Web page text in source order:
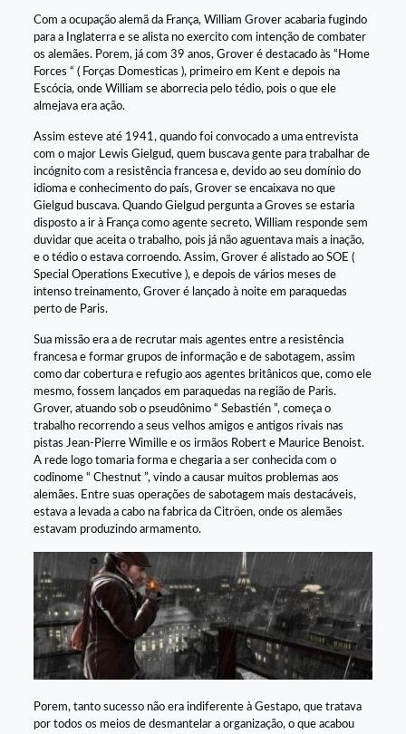
Com a ocupação alemã da França, William Grover acabaria fugindo
para a Inglaterra e se alista no exercito com intenção de combater
os alemães. Porem, já com 39 anos, Grover é destacado às “Home
Forces “ ( Forças Domesticas ), primeiro em Kent e depois na
Escócia, onde William se aborrecia pelo tédio, pois o que ele
almejava era ação.
Assim esteve até 1941, quando foi convocado a uma entrevista
com o major Lewis Gielgud, quem buscava gente para trabalhar de
incógnito com a resistência francesa e, devido ao seu domínio do
idioma e conhecimento do país, Grover se encaixava no que
Gielgud buscava. Quando Gielgud pergunta a Groves se estaria
disposto a ir à França como agente secreto, William responde sem
duvidar que aceita o trabalho, pois já não aguentava mais a inação,
e o tédio o estava corroendo. Assim, Grover é alistado ao SOE (
Special Operations Executive ), e depois de vários meses de
intenso treinamento, Grover é lançado à noite em paraquedas
perto de Paris.
Sua missão era a de recrutar mais agentes entre a resistência
francesa e formar grupos de informação e de sabotagem, assim
como dar cobertura e refugio aos agentes britânicos que, como ele
mesmo, fossem lançados em paraquedas na região de Paris.
Grover, atuando sob o pseudônimo “ Sebastién ”, começa o
trabalho recorrendo a seus velhos amigos e antigos rivais nas
pistas Jean-Pierre Wimille e os irmãos Robert e Maurice Benoist.
A rede logo tomaria forma e chegaria a ser conhecida com o
codinome “ Chestnut ”, vindo a causar muitos problemas aos
alemães. Entre suas operações de sabotagem mais destacáveis,
estava a levada a cabo na fabrica da Citröen, onde os alemães
estavam produzindo armamento.
Porem, tanto sucesso não era indiferente à Gestapo, que tratava
por todos os meios de desmantelar a organização, o que acabou